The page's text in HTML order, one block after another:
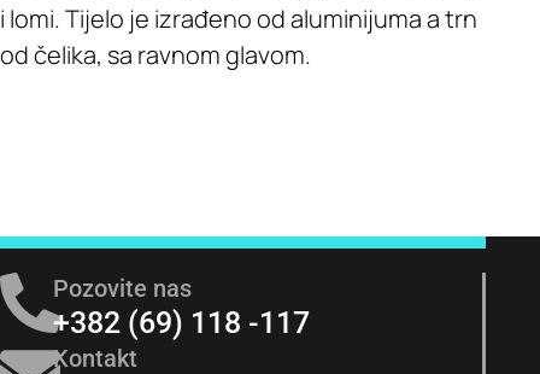
i lomi. Tijelo je izrađeno od aluminijuma a trn
od čelika, sa ravnom glavom.
Pozovite nas
+382 (69) 118 -117
Kontakt